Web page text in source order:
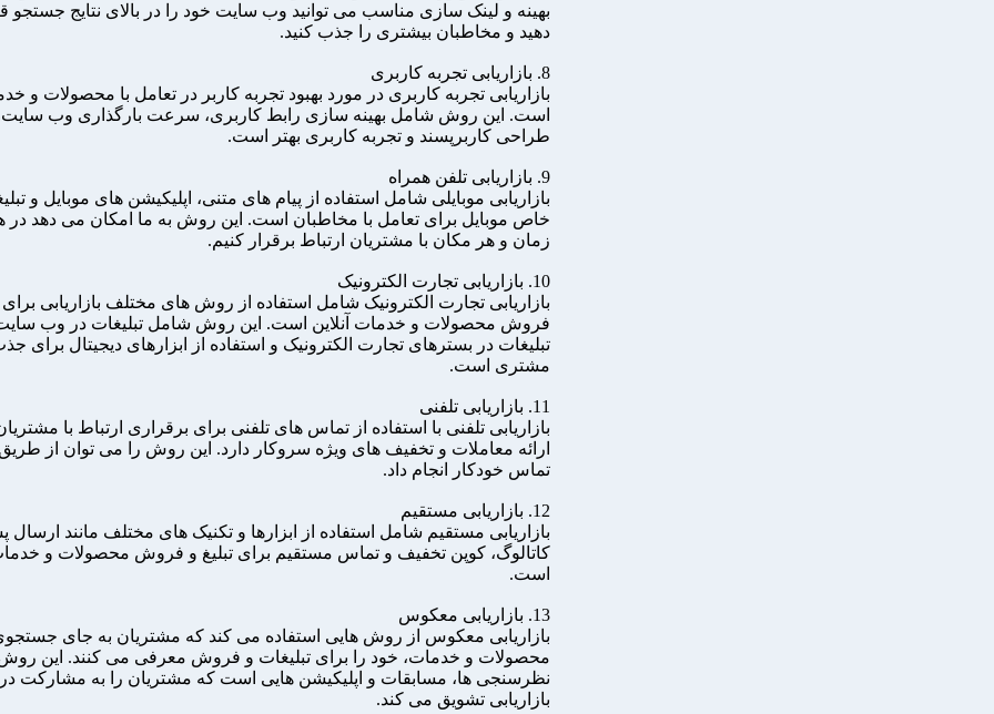
بهینه و لینک سازی مناسب می توانید وب سایت خود را در بالای نتایج جستجو
دهید و مخاطبان بیشتری را جذب کنید.
8. بازاریابی تجربه کاربری
بازاریابی تجربه کاربری در مورد بهبود تجربه کاربر در تعامل با محصولات و
است. این روش شامل بهینه سازی رابط کاربری، سرعت بارگذاری وب
طراحی کاربرپسند و تجربه کاربری بهتر است.
9. بازاریابی تلفن همراه
بازاریابی موبایلی شامل استفاده از پیام های متنی، اپلیکیشن های موبایل و
خاص موبایل برای تعامل با مخاطبان است. این روش به ما امکان می دهد در
زمان و هر مکان با مشتریان ارتباط برقرار کنیم.
10. بازاریابی تجارت الکترونیک
بازاریابی تجارت الکترونیک شامل استفاده از روش های مختلف بازاریابی برای
فروش محصولات و خدمات آنلاین است. این روش شامل تبلیغات در وب
تبلیغات در بسترهای تجارت الکترونیک و استفاده از ابزارهای دیجیتال برای
مشتری است.
11. بازاریابی تلفنی
بازاریابی تلفنی با استفاده از تماس های تلفنی برای برقراری ارتباط با
ارائه معاملات و تخفیف های ویژه سروکار دارد. این روش را می توان از طریق
تماس خودکار انجام داد.
12. بازاریابی مستقیم
بازاریابی مستقیم شامل استفاده از ابزارها و تکنیک های مختلف مانند ارسال
کاتالوگ، کوپن تخفیف و تماس مستقیم برای تبلیغ و فروش محصولات و
است.
13. بازاریابی معکوس
بازاریابی معکوس از روش هایی استفاده می کند که مشتریان به جای
محصولات و خدمات، خود را برای تبلیغات و فروش معرفی می کنند. این
نظرسنجی ها، مسابقات و اپلیکیشن هایی است که مشتریان را به مشارکت در
بازاریابی تشویق می کند.